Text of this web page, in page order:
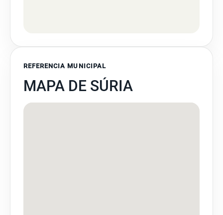
REFERENCIA MUNICIPAL
MAPA DE SÚRIA